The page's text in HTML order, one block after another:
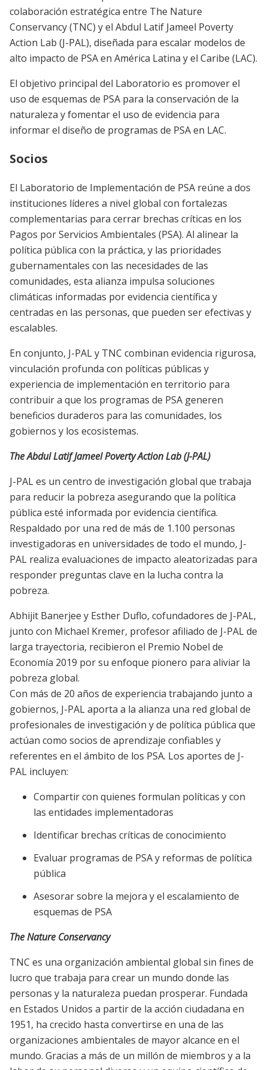
colaboración estratégica entre The Nature
Conservancy (TNC) y el Abdul Latif Jameel Poverty
Action Lab (J-PAL), diseñada para escalar modelos de
alto impacto de PSA en América Latina y el Caribe (LAC).
El objetivo principal del Laboratorio es promover el
uso de esquemas de PSA para la conservación de la
naturaleza y fomentar el uso de evidencia para
informar el diseño de programas de PSA en LAC.
Socios
El Laboratorio de Implementación de PSA reúne a dos
instituciones líderes a nivel global con fortalezas
complementarias para cerrar brechas críticas en los
Pagos por Servicios Ambientales (PSA). Al alinear la
política pública con la práctica, y las prioridades
gubernamentales con las necesidades de las
comunidades, esta alianza impulsa soluciones
climáticas informadas por evidencia científica y
centradas en las personas, que pueden ser efectivas y
escalables.
En conjunto, J-PAL y TNC combinan evidencia rigurosa,
vinculación profunda con políticas públicas y
experiencia de implementación en territorio para
contribuir a que los programas de PSA generen
beneficios duraderos para las comunidades, los
gobiernos y los ecosistemas.
The Abdul Latif Jameel Poverty Action Lab (J-PAL)
J-PAL es un centro de investigación global que trabaja
para reducir la pobreza asegurando que la política
pública esté informada por evidencia científica.
Respaldado por una red de más de 1.100 personas
investigadoras en universidades de todo el mundo, J-
PAL realiza evaluaciones de impacto aleatorizadas para
responder preguntas clave en la lucha contra la
pobreza.
Abhijit Banerjee y Esther Duflo, cofundadores de J-PAL,
junto con Michael Kremer, profesor afiliado de J-PAL de
larga trayectoria, recibieron el Premio Nobel de
Economía 2019 por su enfoque pionero para aliviar la
pobreza global.
Con más de 20 años de experiencia trabajando junto a
gobiernos, J-PAL aporta a la alianza una red global de
profesionales de investigación y de política pública que
actúan como socios de aprendizaje confiables y
referentes en el ámbito de los PSA. Los aportes de J-
PAL incluyen:
Compartir con quienes formulan políticas y con
las entidades implementadoras
Identificar brechas críticas de conocimiento
Evaluar programas de PSA y reformas de política
pública
Asesorar sobre la mejora y el escalamiento de
esquemas de PSA
The Nature Conservancy
TNC es una organización ambiental global sin fines de
lucro que trabaja para crear un mundo donde las
personas y la naturaleza puedan prosperar. Fundada
en Estados Unidos a partir de la acción ciudadana en
1951, ha crecido hasta convertirse en una de las
organizaciones ambientales de mayor alcance en el
mundo. Gracias a más de un millón de miembros y a la